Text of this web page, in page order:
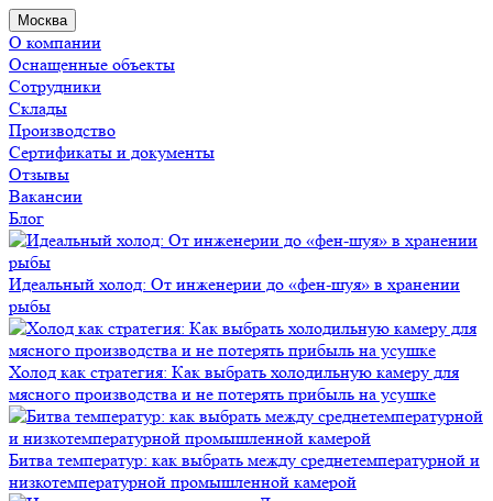
Москва
О компании
Оснащенные объекты
Сотрудники
Склады
Производство
Сертификаты и документы
Отзывы
Вакансии
Блог
Идеальный холод: От инженерии до «фен-шуя» в хранении
рыбы
Холод как стратегия: Как выбрать холодильную камеру для
мясного производства и не потерять прибыль на усушке
Битва температур: как выбрать между среднетемпературной и
низкотемпературной промышленной камерой